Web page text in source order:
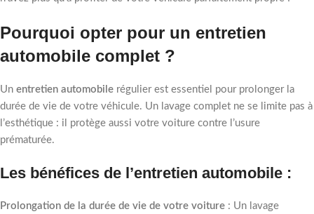
Pourquoi opter pour un entretien
automobile complet ?
Un entretien automobile régulier est essentiel pour prolonger la
durée de vie de votre véhicule. Un lavage complet ne se limite pas à
l’esthétique : il protège aussi votre voiture contre l’usure
prématurée.
Les bénéfices de l’entretien automobile :
Prolongation de la durée de vie de votre voiture : Un lavage